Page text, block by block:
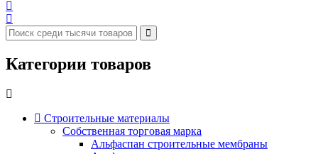
Категории товаров
Строительные материалы
Собственная торговая марка
Альфаспан строительные мембраны